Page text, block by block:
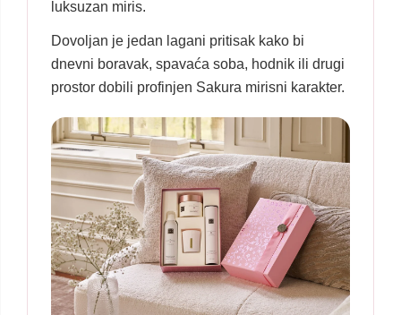
luksuzan miris.
Dovoljan je jedan lagani pritisak kako bi
dnevni boravak, spavaća soba, hodnik ili drugi
prostor dobili profinjen Sakura mirisni karakter.